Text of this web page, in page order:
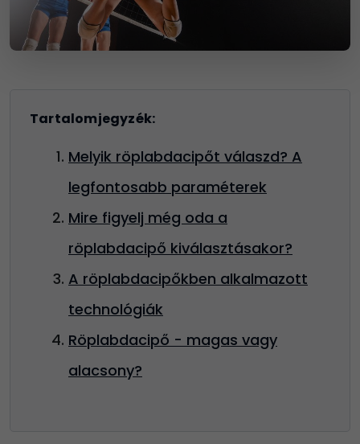
Tartalomjegyzék:
Melyik röplabdacipőt válaszd? A
legfontosabb paraméterek
Mire figyelj még oda a
röplabdacipő kiválasztásakor?
A röplabdacipőkben alkalmazott
technológiák
Röplabdacipő - magas vagy
alacsony?